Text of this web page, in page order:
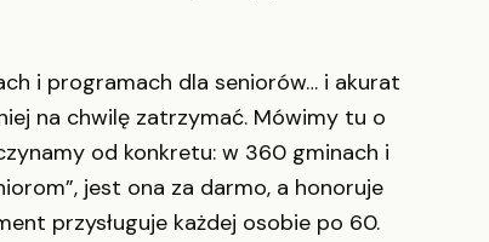
i programach dla seniorów… i akurat
na chwilę zatrzymać. Mówimy tu o
od konkretu: w 360 gminach i
jest ona za darmo, a honoruje
przysługuje każdej osobie po 60.